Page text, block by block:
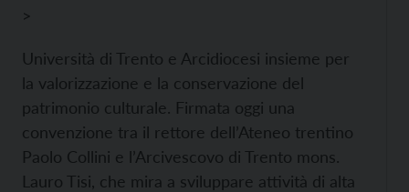
>
Università di Trento e Arcidiocesi insieme per
la valorizzazione e la conservazione del
patrimonio culturale. Firmata oggi una
convenzione tra il rettore dell’Ateneo trentino
Paolo Collini e l’Arcivescovo di Trento mons.
Lauro Tisi, che mira a sviluppare attività di alta